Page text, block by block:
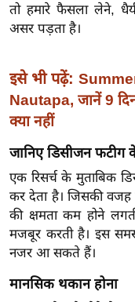
बे
सा
ल
श
य
त
यं
ग
इं
डि
या
तो हमारे फैसला लेने,
असर पड़ता है।
इसे भी पढ़ें:
Nautapa, जानें 9
क्या नहीं
जानिए डिसीजन फटीग
एक रिसर्च के मुताबिक
कर देता है। जिसकी वजह
की क्षमता कम होने
मजबूर करती है। इस
नजर आ सकते हैं।
मानसिक थकान होना